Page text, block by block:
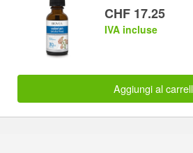
CHF 17.25
IVA incluse
Aggiungi al